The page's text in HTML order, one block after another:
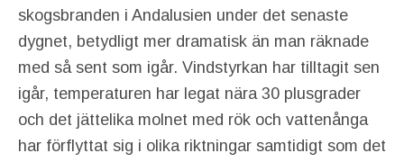
skogsbranden i Andalusien under det senaste
dygnet, betydligt mer dramatisk än man räknade
med så sent som igår. Vindstyrkan har tilltagit sen
igår, temperaturen har legat nära 30 plusgrader
och det jättelika molnet med rök och vattenånga
har förflyttat sig i olika riktningar samtidigt som det